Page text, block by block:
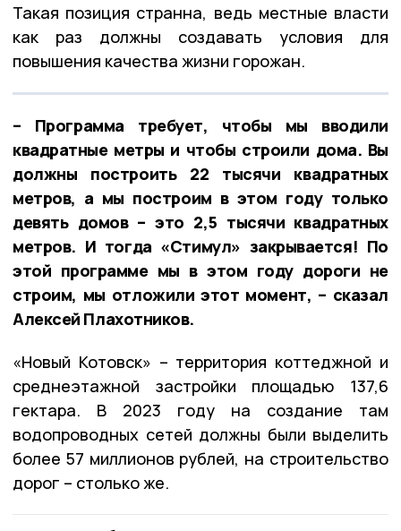
Такая позиция странна, ведь местные власти
как раз должны создавать условия для
повышения качества жизни горожан.
– Программа требует, чтобы мы вводили
квадратные метры и чтобы строили дома. Вы
должны построить 22 тысячи квадратных
метров, а мы построим в этом году только
девять домов – это 2,5 тысячи квадратных
метров. И тогда «Стимул» закрывается! По
этой программе мы в этом году дороги не
строим, мы отложили этот момент, – сказал
Алексей Плахотников.
«Новый Котовск» – территория коттеджной и
среднеэтажной застройки площадью 137,6
гектара. В 2023 году на создание там
водопроводных сетей должны были выделить
более 57 миллионов рублей, на строительство
дорог – столько же.